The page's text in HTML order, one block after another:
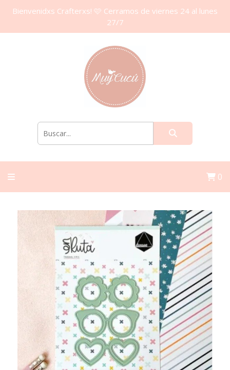
Bienvenidxs Crafterxs! 🩷 Cerramos de viernes 24 al lunes
27/7
0